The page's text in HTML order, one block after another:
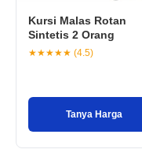
Kursi Malas Rotan
Sintetis 2 Orang
★★★★★ (4.5)
Tanya Harga